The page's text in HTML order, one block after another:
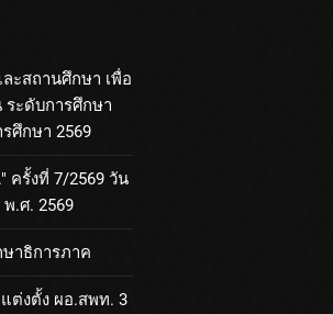
ะสถานศึกษา เพื่อ
ระดับการศึกษา
ศึกษา 2569
ครั้งที่ 7/2569 วัน
.ศ. 2569
าธิการภาค
ต่งตั้ง ผอ.สพท. 3